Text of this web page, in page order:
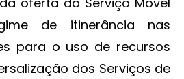
de itinerância nas
para o uso de recursos
dos Serviços de